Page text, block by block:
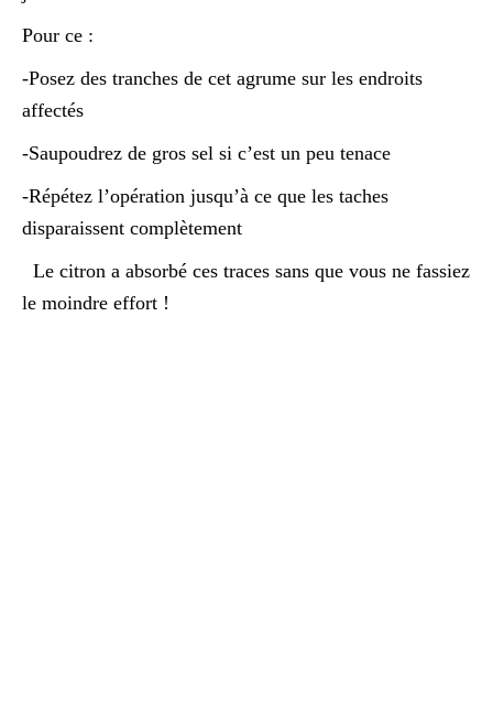
Pour ce :
-Posez des tranches de cet agrume sur les endroits
affectés
-Saupoudrez de gros sel si c’est un peu tenace
-Répétez l’opération jusqu’à ce que les taches
disparaissent complètement
Le citron a absorbé ces traces sans que vous ne fassiez
le moindre effort !